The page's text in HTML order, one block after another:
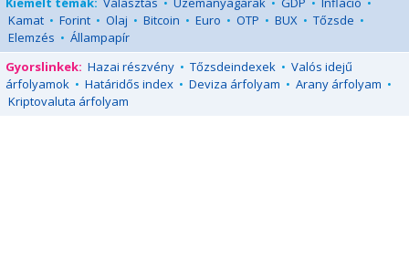
Kamat • Forint • Olaj • Bitcoin • Euro • OTP • BUX • Tőzsde •
Elemzés • Állampapír
Gyorslinkek: Hazai részvény • Tőzsdeindexek • Valós idejű
árfolyamok • Határidős index • Deviza árfolyam • Arany árfolyam •
Kriptovaluta árfolyam